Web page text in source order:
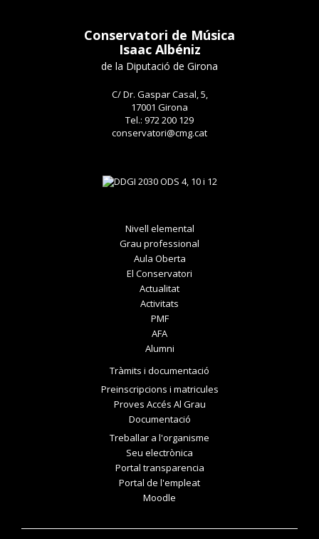
Conservatori de Música
Isaac Albéniz
de la Diputació de Girona
C/ Dr. Gaspar Casal, 5,
17001 Girona
Tel.: 972 200 129
conservatori@cmg.cat
Nivell elemental
Grau professional
Aula Oberta
El Conservatori
Actualitat
Activitats
PMF
AFA
Alumni
Tràmits i documentació
Preinscripcions i matricules
Proves Accés Al Grau
Documentació
Treballar a l'organisme
Seu electrònica
Portal transparencia
Portal de l'empleat
Moodle